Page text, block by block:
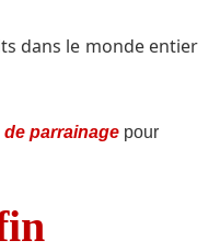
dans le monde entier
de parrainage pour